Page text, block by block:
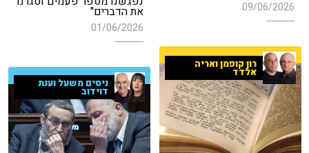
09/06/2026 את הדברים"
01/06/2026
רון קופמן ואריה
אלדד
ניסים משעל וענת
דוידוב